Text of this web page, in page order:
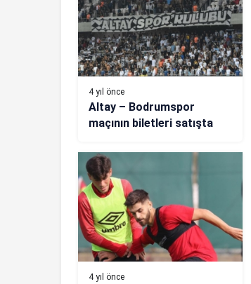
4 yıl önce
Altay – Bodrumspor
maçının biletleri satışta
4 yıl önce